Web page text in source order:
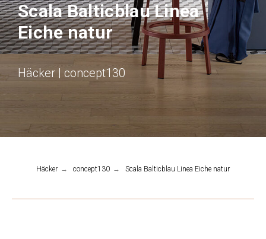
Scala Balticblau Linea
Eiche natur
Häcker | concept130
Häcker → concept130 → Scala Balticblau Linea Eiche natur